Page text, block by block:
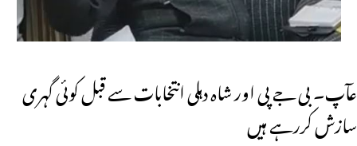
عآپ۔ بی جے پی اور شاہ دہلی انتخابات سے قبل کوئی گہری
سازش کررہے ہیں